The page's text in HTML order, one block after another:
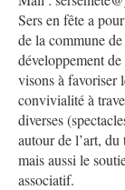
Sers en fête a
de la commune
développement
visons à favoriser
convivialité à
diverses
autour de l’art,
mais aussi le
associatif.